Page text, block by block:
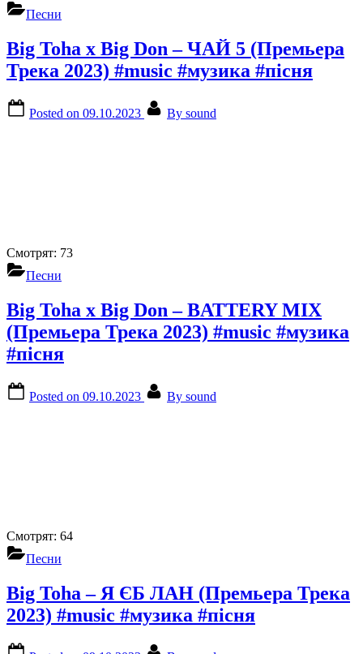
Песни
Big Toha x Big Don – ЧАЙ 5 (Премьера
Трека 2023) #music #музика #пісня
Posted on 09.10.2023 By sound
Смотрят: 73
Песни
Big Toha x Big Don – BATTERY MIX
(Премьера Трека 2023) #music #музика
#пісня
Posted on 09.10.2023 By sound
Смотрят: 64
Песни
Big Toha – Я ЄБ ЛАН (Премьера Трека
2023) #music #музика #пісня